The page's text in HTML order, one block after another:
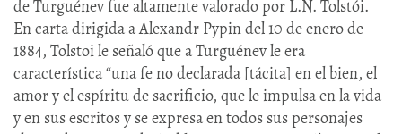
de Turguénev fue altamente valorado por L.N. Tolstói.
En carta dirigida a Alexandr Pypin del 10 de enero de
1884, Tolstoi le señaló que a Turguénev le era
característica “una fe no declarada [tácita] en el bien, el
amor y el espíritu de sacrificio, que le impulsa en la vida
y en sus escritos y se expresa en todos sus personajes